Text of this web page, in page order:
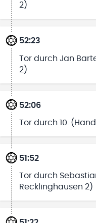
2)
52:23
Tor durch Jan
2)
52:06
Tor durch 10.
51:52
Tor durch
Recklinghausen 2)